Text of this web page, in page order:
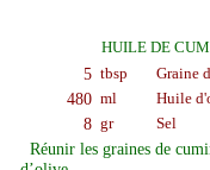
HUILE DE
5 tbsp Graine
480 ml Huile
8 gr Sel
Réunir les graines de